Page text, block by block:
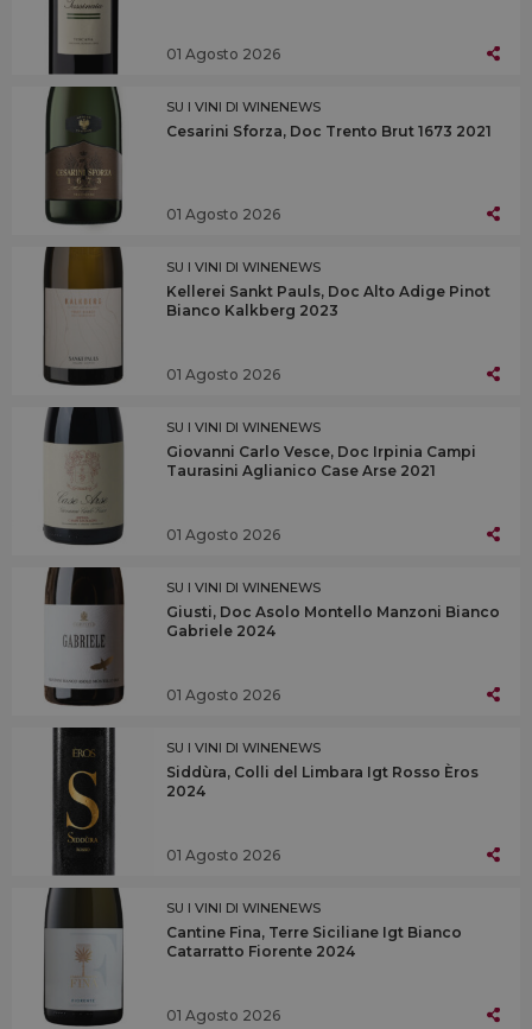
01 Agosto 2026
SU I VINI DI WINENEWS
Cesarini Sforza, Doc Trento Brut 1673 2021
01 Agosto 2026
SU I VINI DI WINENEWS
Kellerei Sankt Pauls, Doc Alto Adige Pinot
Bianco Kalkberg 2023
01 Agosto 2026
SU I VINI DI WINENEWS
Giovanni Carlo Vesce, Doc Irpinia Campi
Taurasini Aglianico Case Arse 2021
01 Agosto 2026
SU I VINI DI WINENEWS
Giusti, Doc Asolo Montello Manzoni Bianco
Gabriele 2024
01 Agosto 2026
SU I VINI DI WINENEWS
Siddùra, Colli del Limbara Igt Rosso Èros
2024
01 Agosto 2026
SU I VINI DI WINENEWS
Cantine Fina, Terre Siciliane Igt Bianco
Catarratto Fiorente 2024
01 Agosto 2026